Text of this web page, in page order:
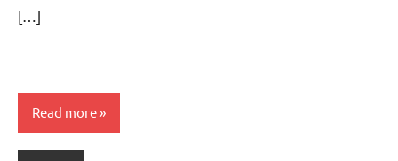
[…]
Read more